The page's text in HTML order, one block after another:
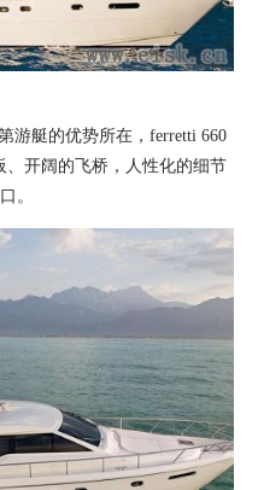
艇的优势所在，ferretti 660
开阔的飞桥，人性化的细节
。